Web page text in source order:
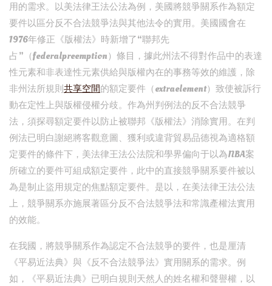
用的需求。以美法律王法公法為例，美國將競爭關系作為額定
要件以區分反不合法競爭法與其他法令的實用。美國國會在
1976年修正《版權法》時新增了“聯邦先
占”（federalpreemption）條目，據此州法不得對作品中的表達
性元素和非表達性元素供給與版權內在的事務等效的維護，除
非州法所規則共享空間的額定要件（extraelement）致使被訴行
動在定性上與版權侵權分歧。作為州判例法的反不合法競爭
法，須探尋額定要件以防止被聯邦《版權法》消除實用。在判
例法已明白謝絕將客觀意圖、獲利或違背貿易品德視為適格額
定要件的條件下，美法律王法公法院和學界偏向于以為NBA案
所確立的要件可組成額定要件，此中的直接競爭關系要件被以
為是制止盜用規定的焦點額定要件。是以，在美法律王法公法
上，競爭關系亦施展著區分反不合法競爭法和常識產權法實用
的效能。
在我國，將競爭關系作為認定不合法競爭的要件，也是厘清
《平易近法典》與《反不合法競爭法》實用關系的需求。例
如，《平易近法典》已明白規則天然人的姓名權和聲譽權，以